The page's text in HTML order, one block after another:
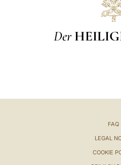
Der
FAQ
LEGAL
COOKIE